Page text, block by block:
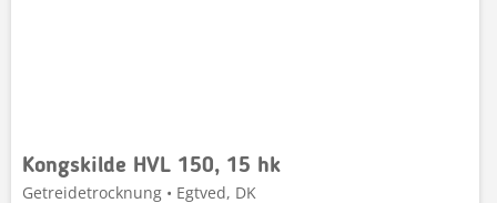
Kongskilde HVL 150, 15 hk
Getreidetrocknung • Egtved, DK